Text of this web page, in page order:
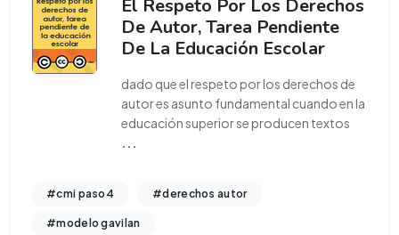
El Respeto Por Los Derechos
De Autor, Tarea Pendiente
De La Educación Escolar
dado que el respeto por los derechos de
autor es asunto fundamental cuando en la
educación superior se producen textos
...
#cmi paso4 #derechos autor
#modelo gavilan